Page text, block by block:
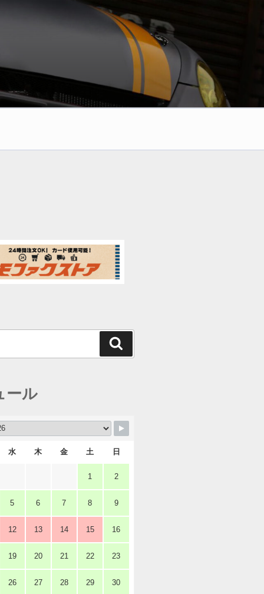
索
ール
水 木 金 土 日
1 2
5 6 7 8 9
12 13 14 15 16
19 20 21 22 23
26 27 28 29 30